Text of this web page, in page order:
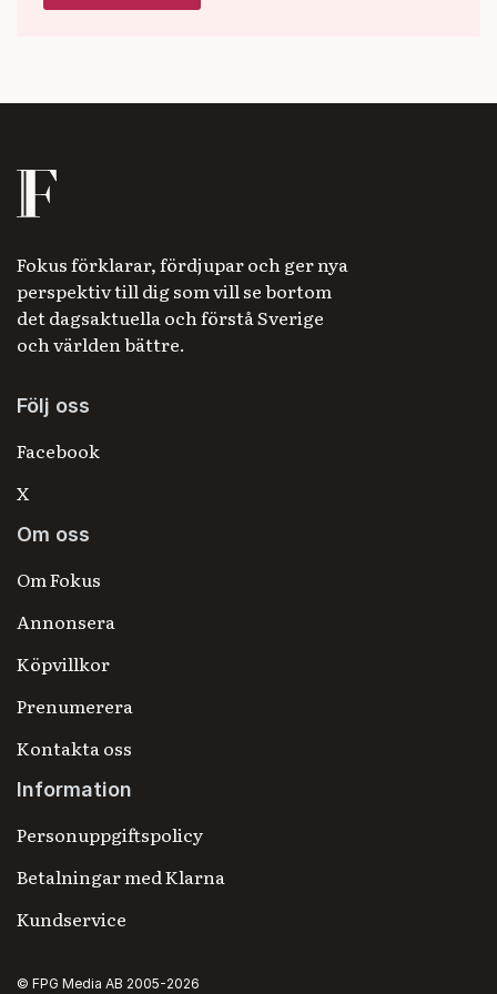
Fokus förklarar, fördjupar och ger nya
perspektiv till dig som vill se bortom
det dagsaktuella och förstå Sverige
och världen bättre.
Följ oss
Facebook
X
Om oss
Om Fokus
Annonsera
Köpvillkor
Prenumerera
Kontakta oss
Information
Personuppgiftspolicy
Betalningar med Klarna
Kundservice
© FPG Media AB 2005-2026